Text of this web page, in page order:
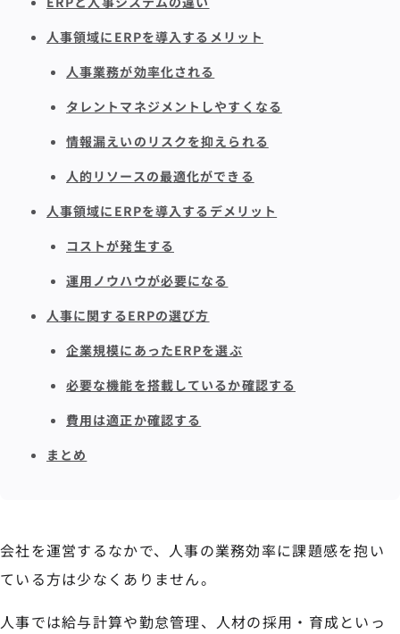
人事領域にERPを導入するメリット
人事業務が効率化される
タレントマネジメントしやすくなる
情報漏えいのリスクを抑えられる
人的リソースの最適化ができる
人事領域にERPを導入するデメリット
コストが発生する
運用ノウハウが必要になる
人事に関するERPの選び方
企業規模にあったERPを選ぶ
必要な機能を搭載しているか確認する
費用は適正か確認する
まとめ
会社を運営するなかで、人事の業務効率に課題感を抱い
ている方は少なくありません。
人事では給与計算や勤怠管理、人材の採用・育成といっ